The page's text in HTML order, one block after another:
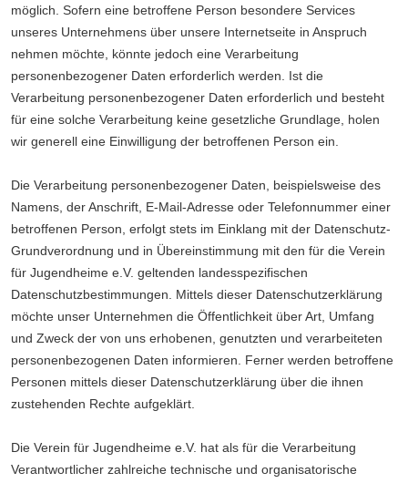
möglich. Sofern eine betroffene Person besondere Services
unseres Unternehmens über unsere Internetseite in Anspruch
nehmen möchte, könnte jedoch eine Verarbeitung
personenbezogener Daten erforderlich werden. Ist die
Verarbeitung personenbezogener Daten erforderlich und besteht
für eine solche Verarbeitung keine gesetzliche Grundlage, holen
wir generell eine Einwilligung der betroffenen Person ein.
Die Verarbeitung personenbezogener Daten, beispielsweise des
Namens, der Anschrift, E-Mail-Adresse oder Telefonnummer einer
betroffenen Person, erfolgt stets im Einklang mit der Datenschutz-
Grundverordnung und in Übereinstimmung mit den für die Verein
für Jugendheime e.V. geltenden landesspezifischen
Datenschutzbestimmungen. Mittels dieser Datenschutzerklärung
möchte unser Unternehmen die Öffentlichkeit über Art, Umfang
und Zweck der von uns erhobenen, genutzten und verarbeiteten
personenbezogenen Daten informieren. Ferner werden betroffene
Personen mittels dieser Datenschutzerklärung über die ihnen
zustehenden Rechte aufgeklärt.
Die Verein für Jugendheime e.V. hat als für die Verarbeitung
Verantwortlicher zahlreiche technische und organisatorische